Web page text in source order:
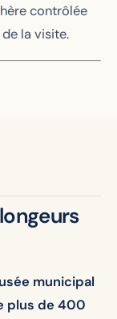
contrôlée
la visite.
municipal
plus de 400